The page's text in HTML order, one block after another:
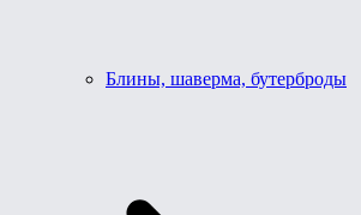
Блины, шаверма, бутерброды